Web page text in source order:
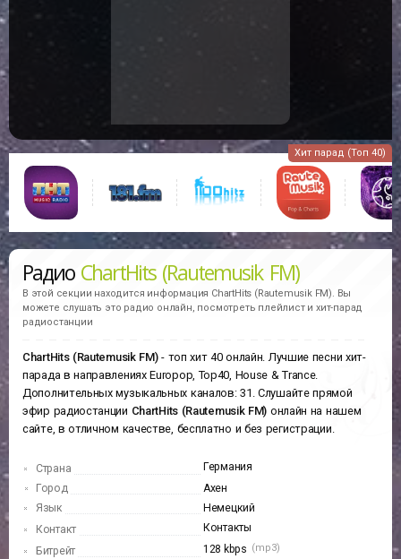
Хит парад (Топ 40)
Радио ChartHits (Rautemusik FM)
В этой секции находится информация ChartHits (Rautemusik FM). Вы
можете слушать это радио онлайн, посмотреть плейлист и хит-парад
радиостанции
ChartHits (Rautemusik FM)- топ хит 40 онлайн. Лучшие песни хит-
парада в направлениях Europop, Top40, House & Trance.
Дополнительных музыкальных каналов: 31. Слушайте прямой
эфир радиостанции ChartHits (Rautemusik FM) онлайн на нашем
сайте, в отличном качестве, бесплатно и без регистрации.
Страна
Германия
Город
Ахен
Язык
Немецкий
Контакт
Контакты
Битрейт
128 kbps (mp3)